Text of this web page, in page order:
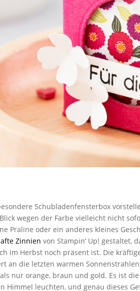
Schubladenfensterbox
wegen der Farbe vielleicht nicht
Praline oder ein anderes kleines
Zinnien von Stampin‘ Up! gestaltet,
im Herbst noch präsent ist. Die
an die letzten warmen
nur orange, braun und gold. Es ist
Himmel leuchten, und genau dieses